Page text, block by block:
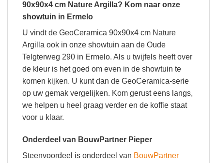
90x90x4 cm Nature Argilla? Kom naar onze
showtuin in Ermelo
U vindt de GeoCeramica 90x90x4 cm Nature
Argilla ook in onze showtuin aan de Oude
Telgterweg 290 in Ermelo. Als u twijfels heeft over
de kleur is het goed om even in de showtuin te
komen kijken. U kunt dan de GeoCeramica-serie
op uw gemak vergelijken. Kom gerust eens langs,
we helpen u heel graag verder en de koffie staat
voor u klaar.
Onderdeel van BouwPartner Pieper
Steenvoordeel is onderdeel van BouwPartner